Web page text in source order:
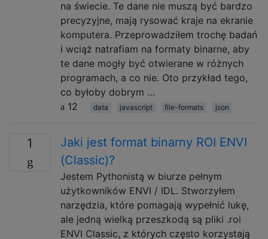
na świecie. Te dane nie muszą być bardzo
precyzyjne, mają rysować kraje na ekranie
komputera. Przeprowadziłem trochę badań
i wciąż natrafiam na formaty binarne, aby
te dane mogły być otwierane w różnych
programach, a co nie. Oto przykład tego,
co byłoby dobrym …
12
data javascript file-formats json
1
Jaki jest format binarny ROI ENVI
(Classic)?
Jestem Pythonistą w biurze pełnym
użytkowników ENVI / IDL. Stworzyłem
narzędzia, które pomagają wypełnić lukę,
ale jedną wielką przeszkodą są pliki .roi
ENVI Classic, z których często korzystają